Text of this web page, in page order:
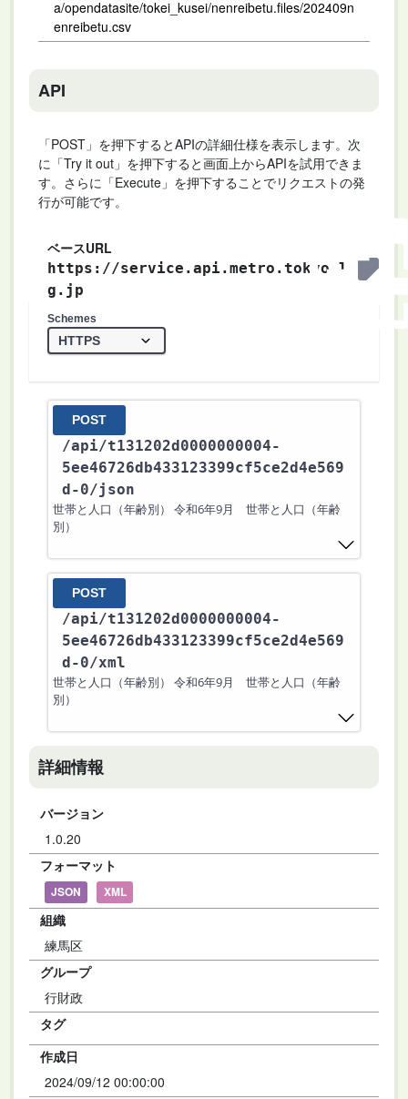
a/opendatasite/tokei_kusei/nenreibetu.files/202409n
enreibetu.csv
API
「POST」を押下するとAPIの詳細仕様を表示します。次
に「Try it out」を押下すると画面上からAPIを試用できま
す。さらに「Execute」を押下することでリクエストの発
行が可能です。
ベースURL
https://service.api.metro.tokyo.l
g.jp
Schemes
POST
/api/t131202d0000000004-
5ee46726db433123399cf5ce2d4e569
d-0/json
世帯と人口（年齢別） 令和6年9月 世帯と人口（年齢
別）
POST
/api/t131202d0000000004-
5ee46726db433123399cf5ce2d4e569
d-0/xml
世帯と人口（年齢別） 令和6年9月 世帯と人口（年齢
別）
詳細情報
バージョン
1.0.20
フォーマット
JSON XML
組織
練馬区
グループ
行財政
タグ
作成日
2024/09/12 00:00:00